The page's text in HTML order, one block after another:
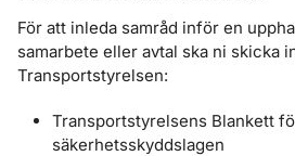
För att inleda samråd inför en
samarbete eller avtal ska ni skicka
Transportstyrelsen:
Transportstyrelsens Blankett
säkerhetsskyddslagen